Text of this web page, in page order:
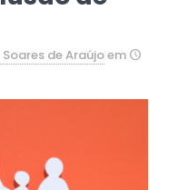
de Araújoem